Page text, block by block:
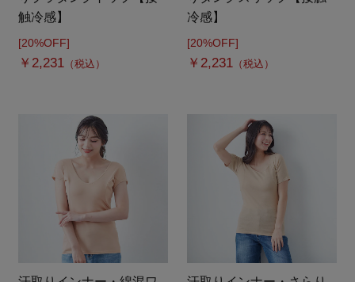
触冷感】
[20%OFF]
￥2,231 （税込）
冷感】
[20%OFF]
￥2,231（税込）